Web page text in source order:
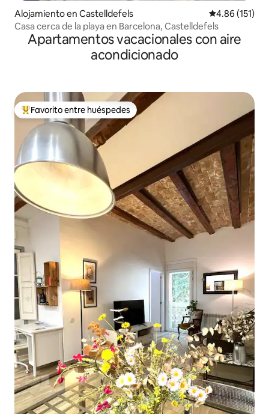
Alojamiento en Castelldefels Calificación
4.86 (151)
Casa cerca de la playa en Barcelona, Castelldefels
Apartamentos vacacionales con aire
acondicionado
Favorito entre huéspedes preferido
Favorito entre huéspedes